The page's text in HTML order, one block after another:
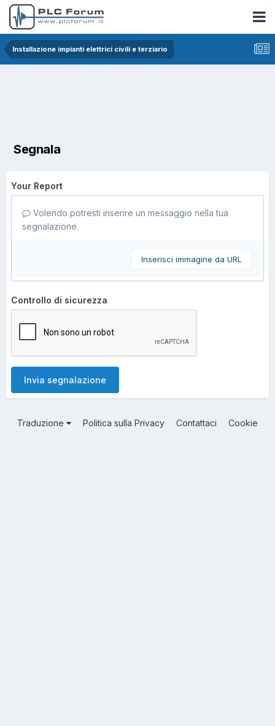
Installazione impianti elettrici civili e terziario
Segnala
Your Report
Volendo potresti inserire un messaggio nella tua
segnalazione.
Inserisci immagine da URL
Controllo di sicurezza
Invia segnalazione
Traduzione Politica sulla Privacy Contattaci Cookie